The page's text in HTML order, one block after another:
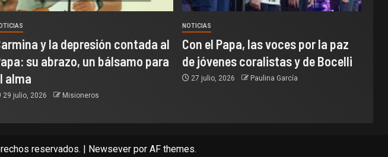
y la depresión contada al
su abrazo, un bálsamo para
alma
29 julio, 2026 Misioneros
NOTICIAS
Con el Papa, las voces por la paz
de jóvenes coralistas y de Bocelli
27 julio, 2026 Paulina García
reservados. | Newseverpor AF themes.